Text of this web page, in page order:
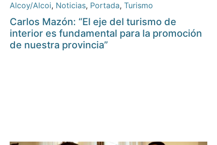
Alcoy/Alcoi, Noticias, Portada, Turismo
Carlos Mazón: “El eje del turismo de
interior es fundamental para la promoción
de nuestra provincia”